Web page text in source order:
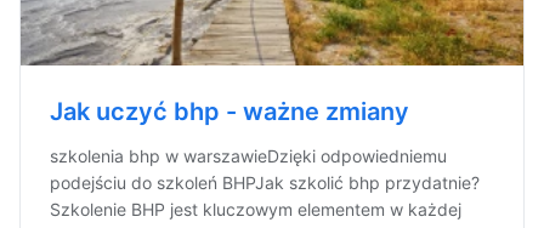
Jak uczyć bhp - ważne zmiany
szkolenia bhp w warszawieDzięki odpowiedniemu
podejściu do szkoleń BHPJak szkolić bhp przydatnie?
Szkolenie BHP jest kluczowym elementem w każdej